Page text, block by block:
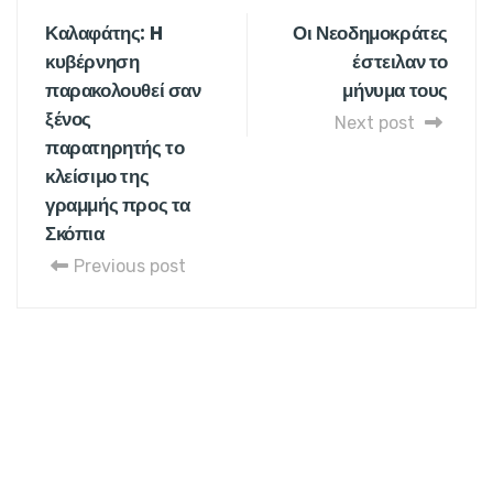
Καλαφάτης: H
κυβέρνηση
παρακολουθεί σαν
ξένος
παρατηρητής το
κλείσιμο της
γραμμής προς τα
Σκόπια
Previous post
Οι Νεοδημοκράτες
έστειλαν το
μήνυμα τους
Next post